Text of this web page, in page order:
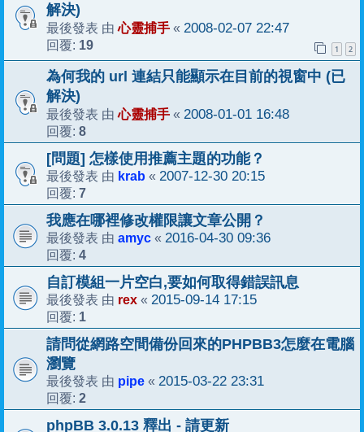
解決)
最後發表 由心靈捕手 « 2008-02-07 22:47
回覆: 19 1 2
為何我的 url 連結只能顯示在目前的視窗中 (已
解決)
最後發表 由心靈捕手 « 2008-01-01 16:48
回覆: 8
[問題] 怎樣使用推薦主題的功能？
最後發表 由 krab « 2007-12-30 20:15
回覆: 7
我應在哪裡修改權限讓文章公開？
最後發表 由 amyc « 2016-04-30 09:36
回覆: 4
自訂模組一片空白,要如何取得錯誤訊息
最後發表 由 rex « 2015-09-14 17:15
回覆: 1
請問從網路空間備份回來的PHPBB3怎麼在電腦
瀏覽
最後發表 由 pipe « 2015-03-22 23:31
回覆: 2
phpBB 3.0.13 釋出 - 請更新